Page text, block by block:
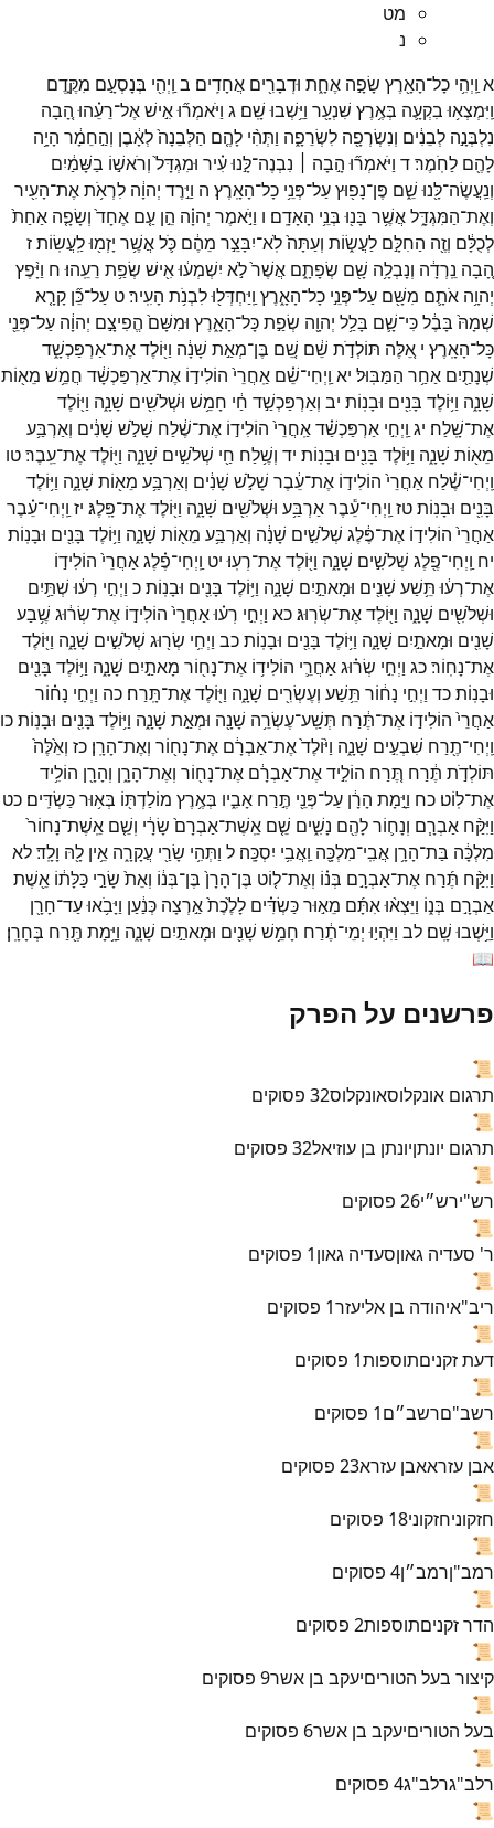
מט
נ
א וַֽיְהִ֥י כָל־הָאָ֖רֶץ שָׂפָ֣ה אֶחָ֑ת וּדְבָרִ֖ים אֲחָדִֽים׃ ב וַֽיְהִ֖י בְּנָסְעָ֣ם מִקֶּ֑דֶם
וַֽיִּמְצְא֥וּ בִקְעָ֛ה בְּאֶ֥רֶץ שִׁנְעָ֖ר וַיֵּ֥שְׁבוּ שָֽׁם׃ ג וַיֹּאמְר֞וּאִ֣ישׁאֶל־רֵעֵ֗הוּ הָ֚בָה
נִלְבְּנָ֣ה לְבֵנִ֔ים וְנִשְׂרְפָ֖ה לִשְׂרֵפָ֑ה וַתְּהִ֨י לָהֶ֤ם הַלְּבֵנָה֙לְאָ֔בֶן וְהַ֣חֵמָ֔ר הָיָ֥ה
לָהֶ֖ם לַחֹֽמֶר׃ד וַיֹּאמְר֞וּ הָ֣בָה ׀ נִבְנֶה־לָּ֣נוּעִ֗יר וּמִגְדָּל֙ וְרֹאשׁ֣וֹ בַשָּׁמַ֔יִם
וְנַֽעֲשֶׂה־לָּ֖נוּ שֵׁ֑ם פֶּן־נָפ֖וּץעַל־פְּנֵ֥י כָל־הָאָֽרֶץ׃ ה וַיֵּ֣רֶד יְהוָ֔ה לִרְאֹ֥תאֶת־הָעִ֖יר
וְאֶת־הַמִּגְדָּ֑לאֲשֶׁ֥ר בָּנ֖וּ בְּנֵ֥י הָאָדָֽם׃ ו וַיֹּ֣אמֶר יְהוָ֗ה הֵ֣ן עַ֤ם אֶחָד֙ וְשָׂפָ֤ה אַחַת֙
לְכֻלָּ֔ם וְזֶ֖ה הַחִלָּ֣ם לַעֲשׂ֑וֹת וְעַתָּה֙לֹֽא־יִבָּצֵ֣ר מֵהֶ֔ם כֹּ֛לאֲשֶׁ֥ר יָזְמ֖וּלַֽעֲשֽׂוֹת׃ז
הָ֚בָה נֵֽרְדָ֔ה וְנָבְלָ֥ה שָׁ֖ם שְׂפָתָ֑ם אֲשֶׁר֙לֹ֣א יִשְׁמְע֔וּאִ֖ישׁ שְׂפַ֥ת רֵעֵֽהוּ׃ ח וַיָּ֨פֶץ
יְהוָ֥ה אֹתָ֛ם מִשָּׁ֖ם עַל־פְּנֵ֣י כָל־הָאָ֑רֶץ וַֽיַּחְדְּל֖וּלִבְנֹ֥ת הָעִֽיר׃ט עַל־כֵּ֞ן קָרָ֤א
שְׁמָהּ֙ בָּבֶ֔לכִּי־שָׁ֛ם בָּלַ֥ל יְהוָ֖ה שְׂפַ֣תכָּל־הָאָ֑רֶץ וּמִשָּׁם֙ הֱפִיצָ֣ם יְהוָ֔ה עַל־פְּנֵ֖י
כָּל־הָאָֽרֶץ׃ י אֵ֚לֶּה תּוֹלְדֹ֣ת שֵׁ֔ם שֵׁ֚ם בֶּן־מְאַ֣ת שָׁנָ֔ה וַיּ֖וֹלֶדאֶת־אַרְפַּכְשָׁ֑ד
שְׁנָתַ֖יִם אַחַ֥ר הַמַּבּֽוּל׃ יא וַֽיְחִי־שֵׁ֗ם אַֽחֲרֵי֙ הוֹלִיד֣וֹ אֶת־אַרְפַּכְשָׁ֔ד חֲמֵ֥שׁ מֵא֖וֹת
שָׁנָ֑ה וַיּ֥וֹלֶד בָּנִ֖ים וּבָנֽוֹת׃ יב וְאַרְפַּכְשַׁ֣ד חַ֔י חָמֵ֥שׁ וּשְׁלֹשִׁ֖ים שָׁנָ֑ה וַיּ֖וֹלֶד
אֶת־שָֽׁלַח׃ יג וַֽיְחִ֣י אַרְפַּכְשַׁ֗דאַֽחֲרֵי֙ הוֹלִיד֣וֹ אֶת־שֶׁ֔לַח שָׁלֹ֣שׁ שָׁנִ֔ים וְאַרְבַּ֥ע
מֵא֖וֹת שָׁנָ֑ה וַיּ֥וֹלֶד בָּנִ֖ים וּבָנֽוֹת׃ יד וְשֶׁ֥לַח חַ֖י שְׁלֹשִׁ֣ים שָׁנָ֑ה וַיּ֖וֹלֶדאֶת־עֵֽבֶר׃טו
וַֽיְחִי־שֶׁ֗לַח אַחֲרֵי֙ הוֹלִיד֣וֹ אֶת־עֵ֔בֶר שָׁלֹ֣שׁ שָׁנִ֔ים וְאַרְבַּ֥ע מֵא֖וֹת שָׁנָ֑ה וַיּ֥וֹלֶד
בָּנִ֖ים וּבָנֽוֹת׃טז וַֽיְחִי־עֵ֕בֶראַרְבַּ֥ע וּשְׁלֹשִׁ֖ים שָׁנָ֑ה וַיּ֖וֹלֶדאֶת־פָּֽלֶג׃ יז וַֽיְחִי־עֵ֗בֶר
אַחֲרֵי֙ הוֹלִיד֣וֹ אֶת־פֶּ֔לֶג שְׁלֹשִׁ֣ים שָׁנָ֔ה וְאַרְבַּ֥ע מֵא֖וֹת שָׁנָ֑ה וַיּ֥וֹלֶד בָּנִ֖ים וּבָנֽוֹת׃
יח וַֽיְחִי־פֶ֖לֶג שְׁלֹשִׁ֣ים שָׁנָ֑ה וַיּ֖וֹלֶדאֶת־רְעֽוּ׃ יט וַֽיְחִי־פֶ֗לֶגאַחֲרֵי֙ הוֹלִיד֣וֹ
אֶת־רְע֔וּ תֵּ֥שַׁע שָׁנִ֖ים וּמָאתַ֣יִם שָׁנָ֑ה וַיּ֥וֹלֶד בָּנִ֖ים וּבָנֽוֹת׃כ וַיְחִ֣י רְע֔וּ שְׁתַּ֥יִם
וּשְׁלֹשִׁ֖ים שָׁנָ֑ה וַיּ֖וֹלֶדאֶת־שְׂרֽוּג׃כא וַיְחִ֣י רְע֗וּאַחֲרֵי֙ הוֹלִיד֣וֹ אֶת־שְׂר֔וּג שֶׁ֥בַע
שָׁנִ֖ים וּמָאתַ֣יִם שָׁנָ֑ה וַיּ֥וֹלֶד בָּנִ֖ים וּבָנֽוֹת׃כב וַיְחִ֥י שְׂר֖וּג שְׁלֹשִׁ֣ים שָׁנָ֑ה וַיּ֖וֹלֶד
אֶת־נָחֽוֹר׃כג וַיְחִ֣י שְׂר֗וּגאַחֲרֵ֛י הוֹלִיד֥וֹ אֶת־נָח֖וֹר מָאתַ֣יִם שָׁנָ֑ה וַיּ֥וֹלֶד בָּנִ֖ים
וּבָנֽוֹת׃כד וַיְחִ֣י נָח֔וֹר תֵּ֥שַׁע וְעֶשְׂרִ֖ים שָׁנָ֑ה וַיּ֖וֹלֶדאֶת־תָּֽרַח׃ כה וַיְחִ֣י נָח֗וֹר
אַחֲרֵי֙ הוֹלִיד֣וֹ אֶת־תֶּ֔רַח תְּשַֽׁע־עֶשְׂרֵ֥ה שָׁנָ֖ה וּמְאַ֣ת שָׁנָ֑ה וַיּ֥וֹלֶד בָּנִ֖ים וּבָנֽוֹת׃כו
וַֽיְחִי־תֶ֖רַח שִׁבְעִ֣ים שָׁנָ֑ה וַיּ֙וֹלֶד֙אֶת־אַבְרָ֔ם אֶת־נָח֖וֹר וְאֶת־הָרָֽן׃ כז וְאֵ֙לֶּה֙
תּוֹלְדֹ֣ת תֶּ֔רַח תֶּ֚רַח הוֹלִ֣ידאֶת־אַבְרָ֔ם אֶת־נָח֖וֹר וְאֶת־הָרָ֑ן וְהָרָ֖ן הוֹלִ֥יד
אֶת־לֽוֹט׃ כח וַיָּ֣מָת הָרָ֔ן עַל־פְּנֵ֖י תֶּ֣רַח אָבִ֑יו בְּאֶ֥רֶץ מוֹלַדְתּ֖וֹ בְּא֥וּרכַּשְׂדִּֽים׃ כט
וַיִּקַּ֨ח אַבְרָ֧ם וְנָח֛וֹרלָהֶ֖ם נָשִׁ֑ים שֵׁ֤ם אֵֽשֶׁת־אַבְרָם֙ שָׂרָ֔י וְשֵׁ֤ם אֵֽשֶׁת־נָחוֹר֙
מִלְכָּ֔ה בַּת־הָרָ֥ן אֲבִֽי־מִלְכָּ֖ה וַֽאֲבִ֥י יִסְכָּֽה׃ ל וַתְּהִ֥י שָׂרַ֖י עֲקָרָ֑ה אֵ֥ין לָ֖הּ וָלָֽד׃לא
וַיִּקַּ֨ח תֶּ֜רַח אֶת־אַבְרָ֣ם בְּנ֗וֹ וְאֶת־ל֤וֹט בֶּן־הָרָן֙ בֶּן־בְּנ֔וֹ וְאֵת֙ שָׂרַ֣י כַּלָּת֔וֹ אֵ֖שֶׁת
אַבְרָ֣ם בְּנ֑וֹ וַיֵּצְא֨וּאִתָּ֜ם מֵא֣וּרכַּשְׂדִּ֗ים לָלֶ֙כֶת֙אַ֣רְצָה כְּנַ֔עַן וַיָּבֹ֥אוּעַד־חָרָ֖ן
וַיֵּ֥שְׁבוּ שָֽׁם׃ לב וַיִּהְי֣וּ יְמֵי־תֶ֔רַח חָמֵ֥שׁ שָׁנִ֖ים וּמָאתַ֣יִם שָׁנָ֑ה וַיָּ֥מָת תֶּ֖רַח בְּחָרָֽן׃
📖
פרשנים על הפרק
📜
תרגום אונקלוסאונקלוס32 פסוקים
📜
תרגום יונתןיונתן בן עוזיאל32 פסוקים
📜
רש"ירש״י26 פסוקים
📜
ר' סעדיה גאוןסעדיה גאון1 פסוקים
📜
ריב"איהודה בן אליעזר1 פסוקים
📜
דעת זקניםתוספות1 פסוקים
📜
רשב"םרשב״ם1 פסוקים
📜
אבן עזראאבן עזרא23 פסוקים
📜
חזקוניחזקוני18 פסוקים
📜
רמב"ןרמב״ן4 פסוקים
📜
הדר זקניםתוספות2 פסוקים
📜
קיצור בעל הטוריםיעקב בן אשר9 פסוקים
📜
בעל הטוריםיעקב בן אשר6 פסוקים
📜
רלב"גרלב"ג4 פסוקים
📜